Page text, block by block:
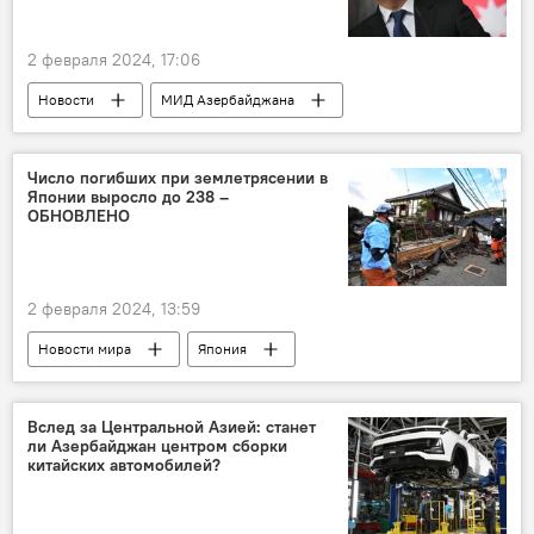
2 февраля 2024, 17:06
Новости
МИД Азербайджана
Джейхун Байрамов
Заявление
ЕС
Двойные стандарты
Южный Кавказ
мирное урегулирование
Число погибших при землетрясении в
Японии выросло до 238 –
ОБНОВЛЕНО
2 февраля 2024, 13:59
Новости мира
Япония
Стихийное бедствие
Скоростной поезд
АЭС
Цунами
Россия
Сахалин
Фумио Кисида
Вслед за Центральной Азией: станет
ли Азербайджан центром сборки
китайских автомобилей?